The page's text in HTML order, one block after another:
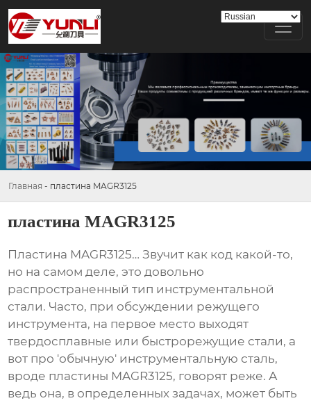
Главная - пластина MAGR3125
пластина MAGR3125
Пластина MAGR3125… Звучит как код какой-то,
но на самом деле, это довольно
распространенный тип инструментальной
стали. Часто, при обсуждении режущего
инструмента, на первое место выходят
твердосплавные или быстрорежущие стали, а
вот про 'обычную' инструментальную сталь,
вроде пластины MAGR3125, говорят реже. А
ведь она, в определенных задачах, может быть